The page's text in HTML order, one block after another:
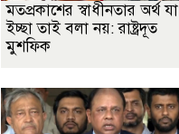
মতপ্রকাশের স্বাধীনতার অর্থ যা
ইচ্ছা তাই বলা নয়: রাষ্ট্রদূত
মুশফিক